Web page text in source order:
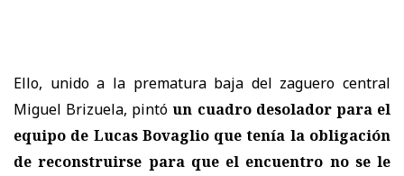
Ello, unido a la prematura baja del zaguero central
Miguel Brizuela, pintóun cuadro desolador para el
equipo de Lucas Bovaglio que tenía la obligación
de reconstruirse para que el encuentro no se le